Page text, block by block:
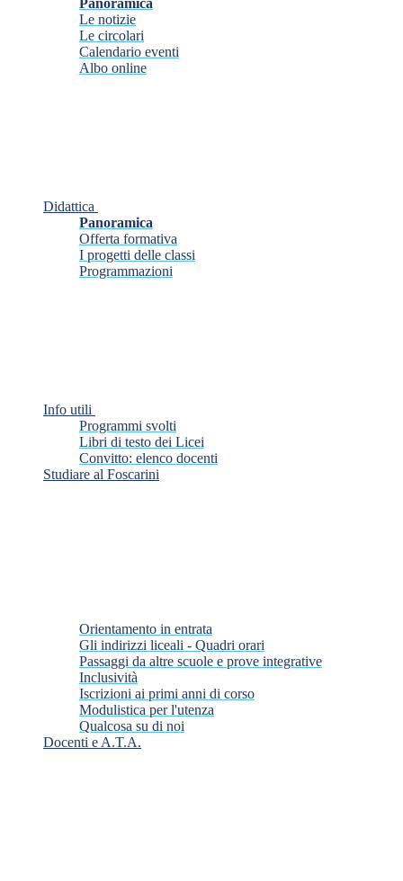
Panoramica
Le notizie
Le circolari
Calendario eventi
Albo online
Didattica
Panoramica
Offerta formativa
I progetti delle classi
Programmazioni
Info utili
Programmi svolti
Libri di testo dei Licei
Convitto: elenco docenti
Studiare al Foscarini
Orientamento in entrata
Gli indirizzi liceali - Quadri orari
Passaggi da altre scuole e prove integrative
Inclusività
Iscrizioni ai primi anni di corso
Modulistica per l'utenza
Qualcosa su di noi
Docenti e A.T.A.